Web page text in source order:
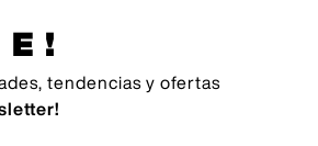
tendencias y ofertas